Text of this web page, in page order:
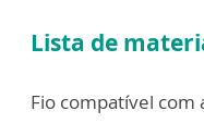
Lista de
Fio compatível com